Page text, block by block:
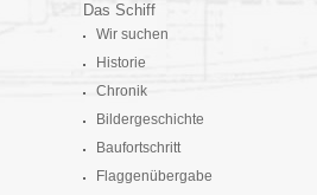
Das Schiff
Wir suchen
Historie
Chronik
Bildergeschichte
Baufortschritt
Flaggenübergabe